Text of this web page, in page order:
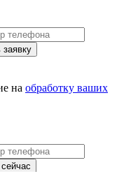
заявку
на обработку ваших